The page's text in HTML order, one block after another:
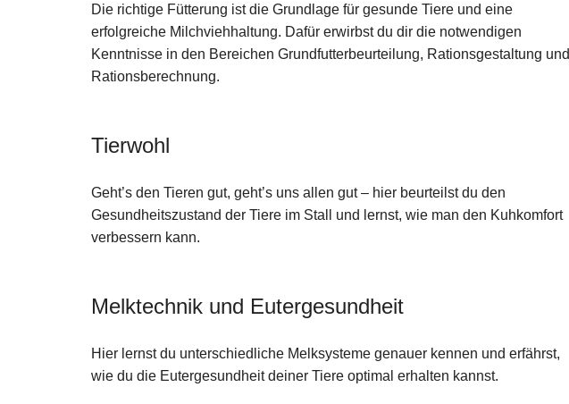
Die richtige Fütterung ist die Grundlage für gesunde Tiere und eine
erfolgreiche Milchviehhaltung. Dafür erwirbst du dir die notwendigen
Kenntnisse in den Bereichen Grundfutterbeurteilung, Rationsgestaltung und
Rationsberechnung.
Tierwohl
Geht’s den Tieren gut, geht’s uns allen gut – hier beurteilst du den
Gesundheitszustand der Tiere im Stall und lernst, wie man den Kuhkomfort
verbessern kann.
Melktechnik und Eutergesundheit
Hier lernst du unterschiedliche Melksysteme genauer kennen und erfährst,
wie du die Eutergesundheit deiner Tiere optimal erhalten kannst.